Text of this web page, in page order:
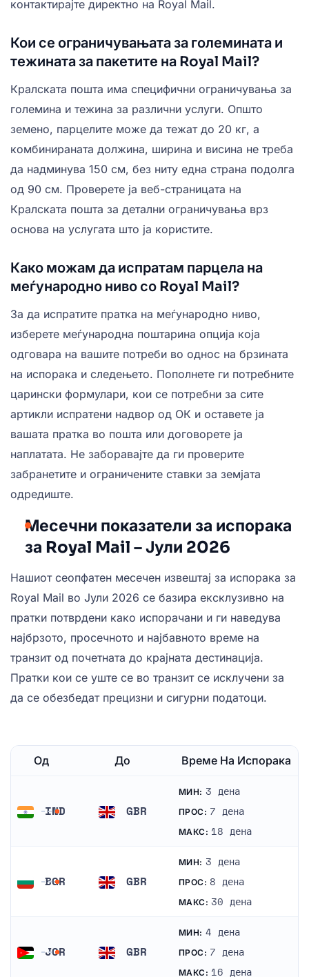
контактирајте директно на Royal Mail.
Кои се ограничувањата за големината и
тежината за пакетите на Royal Mail?
Кралската пошта има специфични ограничувања за
големина и тежина за различни услуги. Општо
земено, парцелите може да тежат до 20 кг, а
комбинираната должина, ширина и висина не треба
да надминува 150 см, без ниту една страна подолга
од 90 см. Проверете ја веб-страницата на
Кралската пошта за детални ограничувања врз
основа на услугата што ја користите.
Како можам да испратам парцела на
меѓународно ниво со Royal Mail?
За да испратите пратка на меѓународно ниво,
изберете меѓународна поштарина опција која
одговара на вашите потреби во однос на брзината
на испорака и следењето. Пополнете ги потребните
царински формулари, кои се потребни за сите
артикли испратени надвор од ОК и оставете ја
вашата пратка во пошта или договорете ја
наплатата. Не заборавајте да ги проверите
забранетите и ограничените ставки за земјата
одредиште.
Месечни показатели за испорака
за Royal Mail – Јули 2026
Нашиот сеопфатен месечен извештај за испорака за
Royal Mail во Јули 2026 се базира ексклузивно на
пратки потврдени како испорачани и ги наведува
најбрзото, просечното и најбавното време на
транзит од почетната до крајната дестинација.
Пратки кои се уште се во транзит се исклучени за
да се обезбедат прецизни и сигурни податоци.
Од До Време На Испорака
IND GBR
МИН: 3 дена
ПРОС: 7 дена
МАКС: 18 дена
BGR GBR
МИН: 3 дена
ПРОС: 8 дена
МАКС: 30 дена
JOR GBR
МИН: 4 дена
ПРОС: 7 дена
МАКС: 16 дена